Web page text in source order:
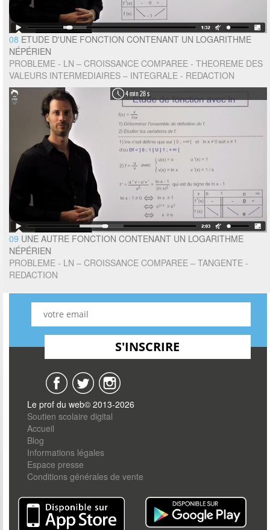
08 ETUDE D'UNE FONCTION CONTENANT UN LOGARITHME
NÉPÉRIEN
PROBLEME - LN – CROISSANCE COMPAREE - THEOREME DES
VALEURS INTERMEDIAIRES – INTEGRALE - REDACTION
4 min 28 s
09 UNE AUTRE FONCTION CONTENANT UN LOGARITHME
NÉPÉRIEN
PROBLEME - LN – CROISSANCE COMPAREE – TANGENTE -
REDACTION
Le prof du web© 2013-2026
Soutien scolaire digital
Accueil
Blog
Informations légales
Espace presse
Conditions générales de vente